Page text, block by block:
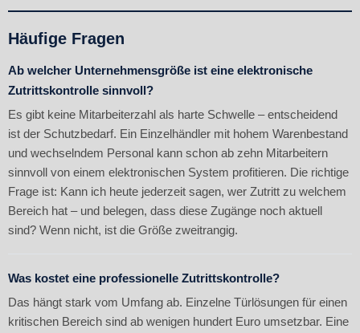
Häufige Fragen
Ab welcher Unternehmensgröße ist eine elektronische
Zutrittskontrolle sinnvoll?
Es gibt keine Mitarbeiterzahl als harte Schwelle – entscheidend
ist der Schutzbedarf. Ein Einzelhändler mit hohem Warenbestand
und wechselndem Personal kann schon ab zehn Mitarbeitern
sinnvoll von einem elektronischen System profitieren. Die richtige
Frage ist: Kann ich heute jederzeit sagen, wer Zutritt zu welchem
Bereich hat – und belegen, dass diese Zugänge noch aktuell
sind? Wenn nicht, ist die Größe zweitrangig.
Was kostet eine professionelle Zutrittskontrolle?
Das hängt stark vom Umfang ab. Einzelne Türlösungen für einen
kritischen Bereich sind ab wenigen hundert Euro umsetzbar. Eine